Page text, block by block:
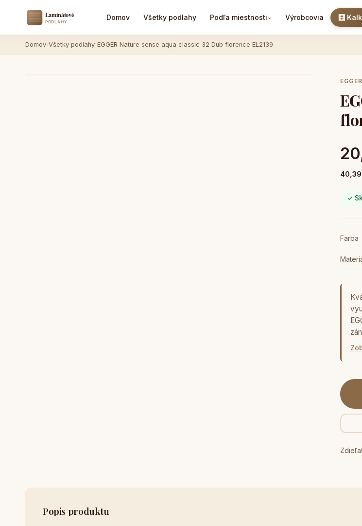
Domov Všetky podlahy Podľa miestnosti ⌄ Výrobcovia 🧮
Domov Všetky podlahy EGGER Nature sense aqua classic 32 Dub florence EL2139
EGGER
✓
Farba
Popis produktu